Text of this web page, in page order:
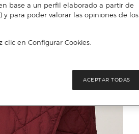
base a un perfil elaborado a partir de
y para poder valorar las opiniones de los
en Configurar Cookies.
ACEPTAR TODAS